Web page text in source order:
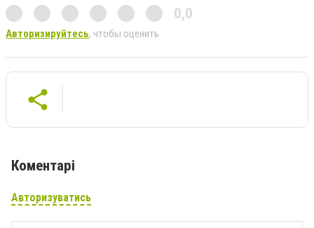
0,0
Авторизируйтесь, чтобы оценить
Коментарі
Авторизуватись